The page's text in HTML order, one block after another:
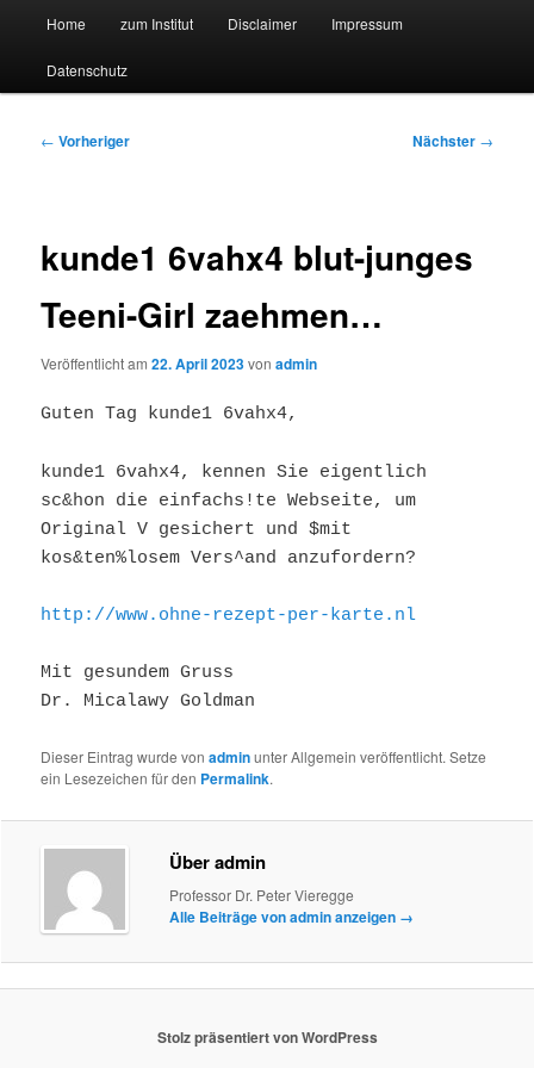
Suchmaschine Forschung und
Technologie
Zum
primären
Zum
sekundären
Home zum Institut Disclaimer Impressum
Datenschutz
Beitragsnavigation
← Vorheriger Nächster →
kunde1 6vahx4 blut-junges
Teeni-Girl zaehmen…
Veröffentlicht am22. April 2023vonadmin
Guten Tag kunde1 6vahx4,
kunde1 6vahx4, kennen Sie eigentlich
sc&hon die einfachs!te Webseite, um
Original V gesichert und $mit
kos&ten%losem Vers^and anzufordern?
http://www.ohne-rezept-per-karte.nl
Mit gesundem Gruss
Dr. Micalawy Goldman
Dieser Eintrag wurde vonadminunter Allgemein veröffentlicht. Setze
ein Lesezeichen für den Permalink.
Über admin
Professor Dr. Peter Vieregge
Alle Beiträge von admin anzeigen →
Stolz präsentiert von WordPress